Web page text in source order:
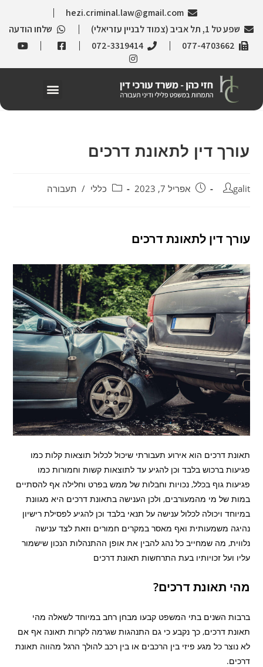
hezi.criminal.law@gmail.com
שפע טל 1, תל אביב (צמוד לבניין עזריאלי)
שלחו הודעה
077-4703662
072-3319414
עורך דין לתאונת דרכים
galit אפריל 7, 2023 כללי / תעבורה
עורך דין לתאונת דרכים
תאונת דרכים הוא אירוע תעבורתי שיכול לכלול תוצאות קלות כמו
פגיעות ברכוש בלבד וכן להגיע עד לתוצאות קשות וחמורות כמו
פגיעות גוף בכלל, נכויות וחבלות של ממש בפרט וחלילה אף להסתיים
במות של מי מהמעורבים, ולכן הענישה בתאונת דרכים היא מגוונת
במיוחד ויכולה לכלול ענישה על תנאי בלבד וכן להגיע לפסילת רישיון
נהיגה משמעותית ואף מאסר במקרים חמורים וזאת לצד ענישה
נלווית, מה שמחייב כל נהג להבין את אופן ההתנהלות הנכון שישמור
עליו ועל זכויותיו בעת התרחשות תאונת דרכים
מהי תאונת דרכים?
ברבות השנים בתי המשפט קבעו מבחן רחב במיוחד לשאלה מהי
תאונת דרכים, כך נקבע כי גם התנהגות שגרמה לקרות תאונה אף אם
לא נוצר כל מגע פיזי בין הרכבים או בין רכב להולך הרגל מהווה תאונת
דרכים.